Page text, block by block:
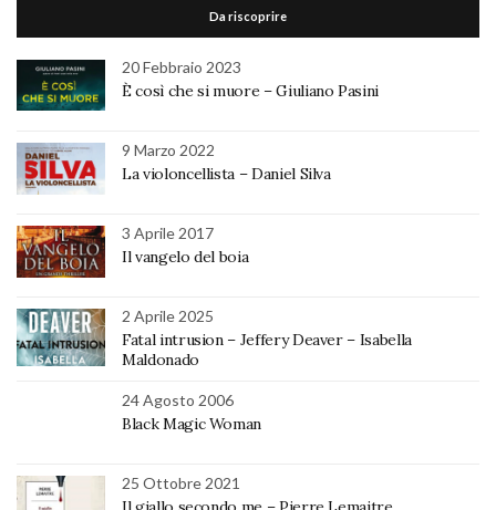
Da riscoprire
20 Febbraio 2023
È così che si muore – Giuliano Pasini
9 Marzo 2022
La violoncellista – Daniel Silva
3 Aprile 2017
Il vangelo del boia
2 Aprile 2025
Fatal intrusion – Jeffery Deaver – Isabella
Maldonado
24 Agosto 2006
Black Magic Woman
25 Ottobre 2021